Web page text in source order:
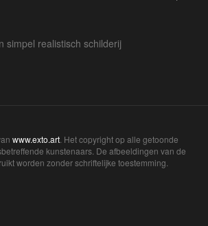
simpel realistisch schilderij
www.exto.art . Het copyright op alle getoonde
kunstenaars. De afbeeldingen van de
worden zonder schriftelijke toestemming.